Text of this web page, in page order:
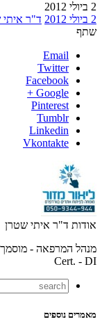
2 ביולי 2012
2 ביולי 2012
ד"ר
שתף
Email
Twitter
Facebook
Google +
Pinterest
Tumblr
Linkedin
Vkontakte
אודות ד"ר איתי שטרן
Cert. - DI
מאמרים נוספים